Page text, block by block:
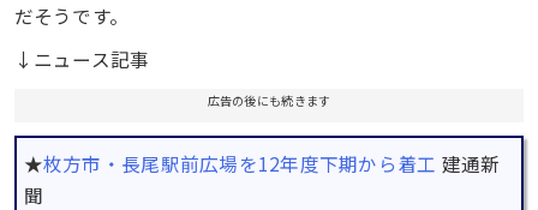
だそうです。
↓ニュース記事
広告の後にも続きます
★枚方市・長尾駅前広場を12年度下期から着工 建通新
聞